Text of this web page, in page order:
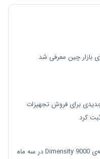
برای فروش تجهیزات
کرد
وان‌پلاس ۱۰R با تراشه‌ی Dimensity 9000 در سه ماه